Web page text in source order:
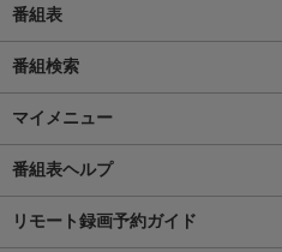
番組表
番組検索
マイメニュー
番組表ヘルプ
リモート録画予約ガイド